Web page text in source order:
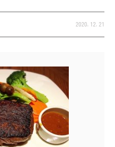
2020.12.21